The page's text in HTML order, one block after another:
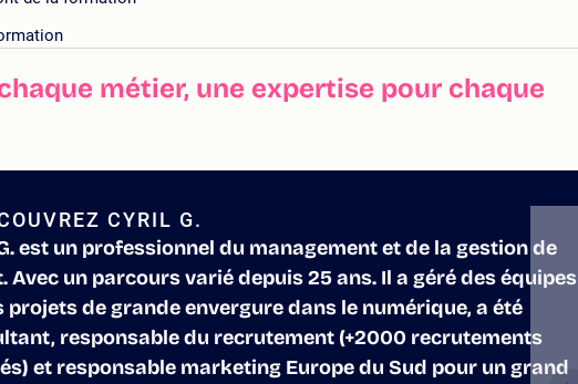
métier, une expertise pour chaque
CYRIL G.
est un professionnel du management et de la gestion de
Avec un parcours varié depuis 25 ans. Il a géré des équipes
projets de grande envergure dans le numérique, a été
responsable du recrutement (+2000 recrutements
et responsable marketing Europe du Sud pour un grand